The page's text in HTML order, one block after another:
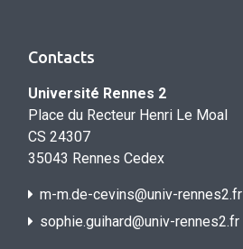
Contacts
Université Rennes 2
Place du Recteur Henri Le Moal
CS 24307
35043 Rennes Cedex
m-m.de-cevins@univ-rennes2.fr
sophie.guihard@univ-rennes2.fr